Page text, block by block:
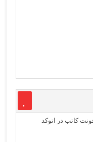
کاتب در اتوکد